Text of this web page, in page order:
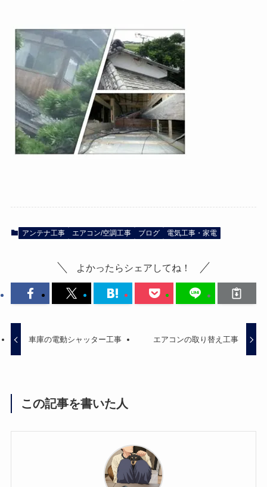
アンテナ工事 エアコン/空調工事 ブログ 電気工事・家電
よかったらシェアしてね！
車庫の電動シャッター工事 エアコンの取り替え工事
この記事を書いた人